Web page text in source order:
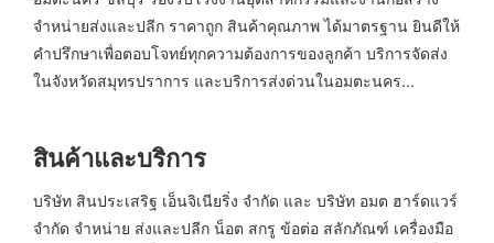
จำหน่ายส่งและปลีก ราคาถูก สินค้าคุณภาพ ได้มาตรฐาน ยินดีให้
คำปรึกษาเพื่อตอบโจทย์ทุกความต้องการของลูกค้า บริการจัดส่ง
ในจังหวัดสมุทรปราการ และบริการส่งด่วนในอมตะนคร...
สินค้าและบริการ
บริษัท สินประเสริฐ เอ็นจิเนียริ่ง จำกัด และ บริษัท อมต ฮาร์ดแวร์
จำกัด จำหน่าย ส่งและปลีก น็อต สกรู ข้อต่อ สลักภัณฑ์ เครื่องมือ